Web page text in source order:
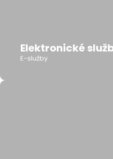
Elektronické
E-služby